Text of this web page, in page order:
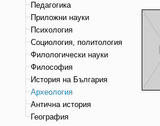
Педагогика
Приложни науки
Психология
Социология, политология
Филологически науки
Философия
История на България
Археология
Антична история
География